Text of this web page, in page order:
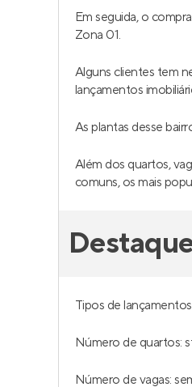
Em seguida, o
Zona 01.
Alguns clientes tem
lançamentos
As plantas desse
Além dos quartos,
comuns, os mais
Tipos de
Número de quartos:
Número de vagas: